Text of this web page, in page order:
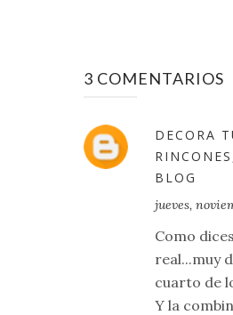
3 COMENTARIOS
DECORA
BLOG
jueves,
Como
real...muy
cuarto de
Y la